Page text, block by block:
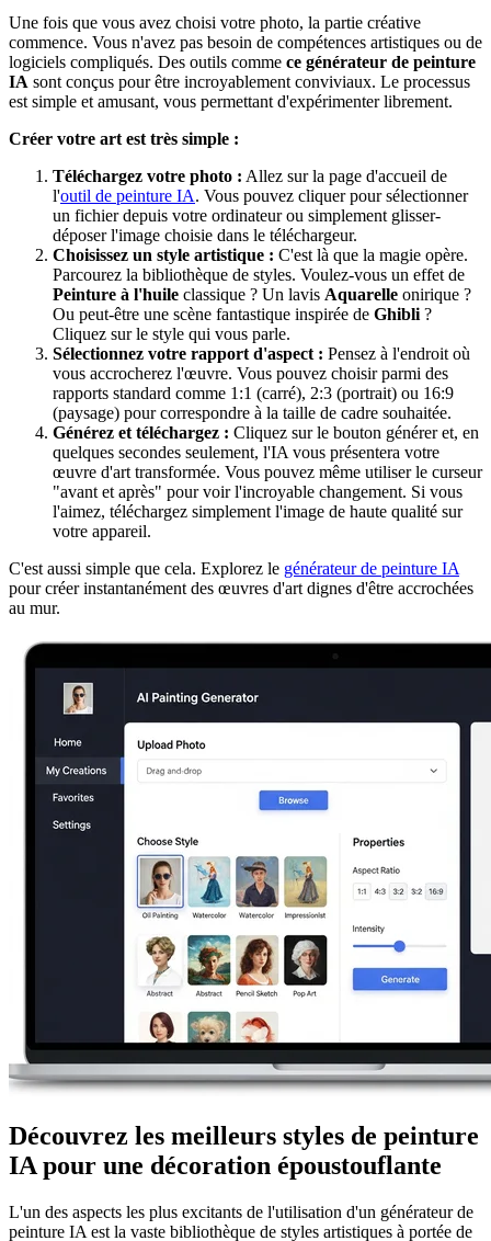
Une fois que vous avez choisi votre photo, la partie créative
commence. Vous n'avez pas besoin de compétences artistiques ou de
logiciels compliqués. Des outils comme ce générateur de peinture
IA sont conçus pour être incroyablement conviviaux. Le processus
est simple et amusant, vous permettant d'expérimenter librement.
Créer votre art est très simple :
Téléchargez votre photo : Allez sur la page d'accueil de
l'outil de peinture IA. Vous pouvez cliquer pour sélectionner
un fichier depuis votre ordinateur ou simplement glisser-
déposer l'image choisie dans le téléchargeur.
Choisissez un style artistique : C'est là que la magie opère.
Parcourez la bibliothèque de styles. Voulez-vous un effet de
Peinture à l'huile classique ? Un lavis Aquarelle onirique ?
Ou peut-être une scène fantastique inspirée de Ghibli ?
Cliquez sur le style qui vous parle.
Sélectionnez votre rapport d'aspect : Pensez à l'endroit où
vous accrocherez l'œuvre. Vous pouvez choisir parmi des
rapports standard comme 1:1 (carré), 2:3 (portrait) ou 16:9
(paysage) pour correspondre à la taille de cadre souhaitée.
Générez et téléchargez : Cliquez sur le bouton générer et, en
quelques secondes seulement, l'IA vous présentera votre
œuvre d'art transformée. Vous pouvez même utiliser le curseur
"avant et après" pour voir l'incroyable changement. Si vous
l'aimez, téléchargez simplement l'image de haute qualité sur
votre appareil.
C'est aussi simple que cela. Explorez le générateur de peinture IA
pour créer instantanément des œuvres d'art dignes d'être accrochées
au mur.
Découvrez les meilleurs styles de peinture
IA pour une décoration époustouflante
L'un des aspects les plus excitants de l'utilisation d'un générateur de
peinture IA est la vaste bibliothèque de styles artistiques à portée de